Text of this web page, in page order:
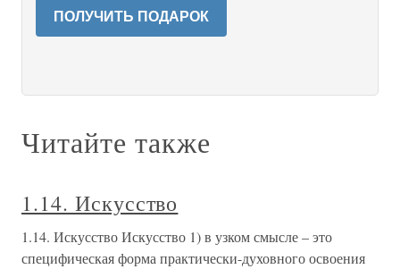
ПОЛУЧИТЬ ПОДАРОК
Читайте также
1.14. Искусство
1.14. Искусство Искусство 1) в узком смысле – это
специфическая форма практически-духовного освоения